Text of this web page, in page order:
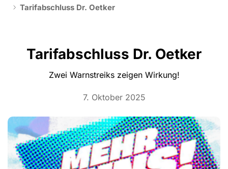
Tarifabschluss Dr. Oetker
Tarifabschluss Dr. Oetker
Zwei Warnstreiks zeigen Wirkung!
7. Oktober 2025